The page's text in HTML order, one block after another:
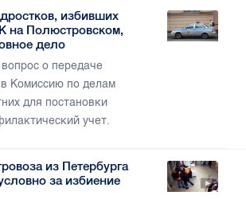
избивших
на Полюстровском,
дело
о передаче
Комиссию по делам
для постановки
учет.
из Петербурга
за избиение